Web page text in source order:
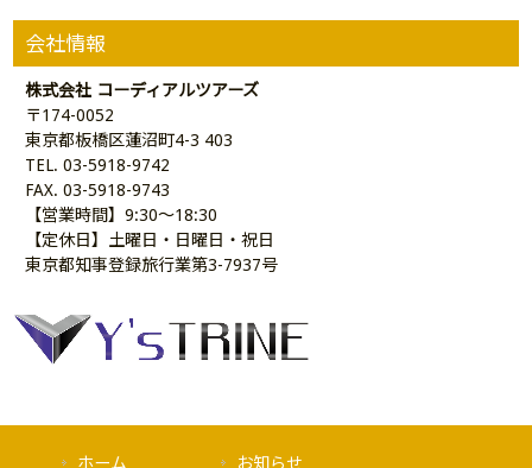
会社情報
株式会社 コーディアルツアーズ
〒174-0052
東京都板橋区蓮沼町4-3 403
TEL. 03-5918-9742
FAX. 03-5918-9743
【営業時間】9:30～18:30
【定休日】土曜日・日曜日・祝日
東京都知事登録旅行業第3-7937号
ホーム お知らせ